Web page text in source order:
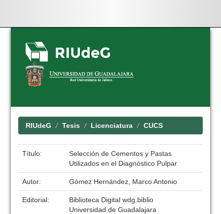
Skip
navigation
RIUdeG Tesis Licenciatura CUCS
Título:
Selección de Cementos y Pastas
Utilizados en el Diagnóstico Pulpar
Autor: Gómez Hernández, Marco Antonio
Editorial:
Biblioteca Digital wdg.biblio
Universidad de Guadalajara